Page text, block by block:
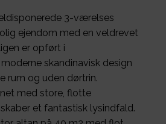
3-værelses
ejendom med en veldrevet
er opført i
skandinavisk design
rum og uden dørtrin.
med store, flotte
et fantastisk lysindfald.